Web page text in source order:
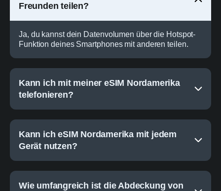
Freunden teilen?
Ja, du kannst dein Datenvolumen über die Hotspot-
Funktion deines Smartphones mit anderen teilen.
Kann ich mit meiner eSIM Nordamerika
telefonieren?
Kann ich eSIM Nordamerika mit jedem
Gerät nutzen?
Wie umfangreich ist die Abdeckung von